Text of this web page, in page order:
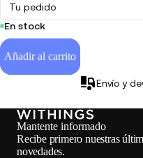
Tu pedido
En stock
Añadir al carrito
Envío y
Mantente informado
Recibe primero nuestras
novedades.